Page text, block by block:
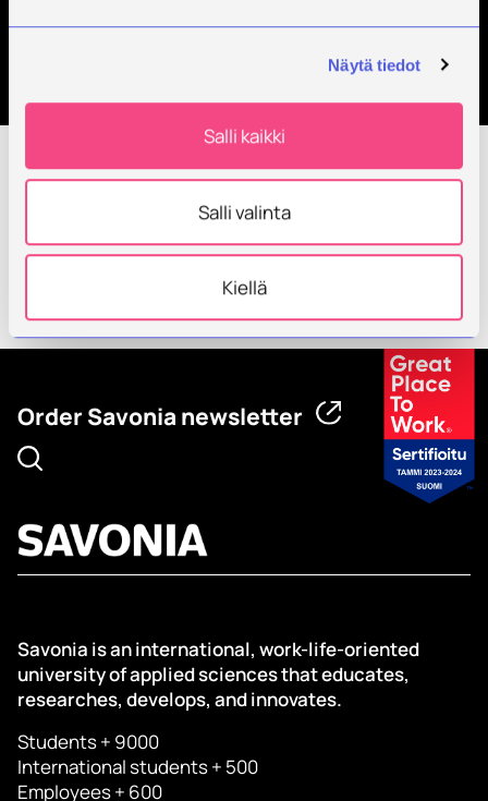
Näytä tiedot
Salli kaikki
Salli valinta
Kiellä
Category:
Ruokaliiketoiminta
Sorry, no results were found.
Order Savonia newsletter
Savonia is an international, work-life-oriented
university of applied sciences that educates,
researches, develops, and innovates.
Students + 9000
International students + 500
Employees + 600